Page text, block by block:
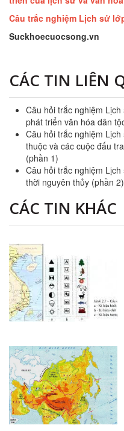
Câu trắc nghiệm Lịch sử
Suckhoecuocsong.vn
CÁC TIN LIÊN
Câu hỏi trắc nghiệm
phát triển văn hóa dân
Câu hỏi trắc nghiệm
thuộc và các cuộc đấu
(phần 1)
Câu hỏi trắc nghiệm
thời nguyên thủy (phần 2)
CÁC TIN KHÁC